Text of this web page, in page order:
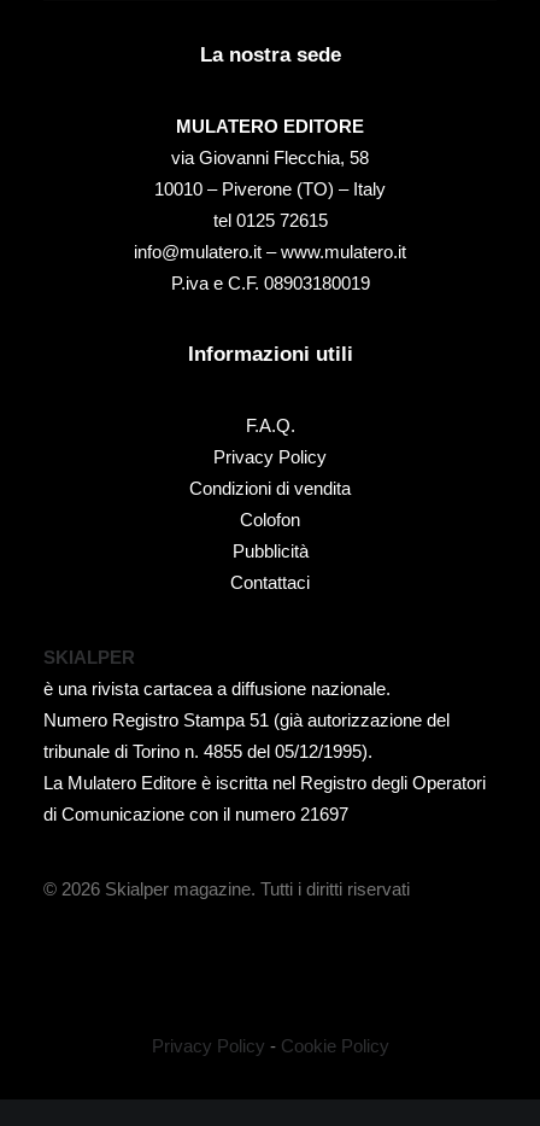
La nostra sede
MULATERO EDITORE
via Giovanni Flecchia, 58
10010 – Piverone (TO) – Italy
tel ‭0125 72615‬
info@mulatero.it –www.mulatero.it
P.iva e C.F. 08903180019
Informazioni utili
F.A.Q.
Privacy Policy
Condizioni di vendita
Colofon
Pubblicità
Contattaci
SKIALPER
è una rivista cartacea a diffusione nazionale.
Numero Registro Stampa 51 (già autorizzazione del
tribunale di Torino n. 4855 del 05/12/1995).
La Mulatero Editore è iscritta nel Registro degli Operatori
di Comunicazione con il numero 21697
© 2026 Skialper magazine. Tutti i diritti riservati
Privacy Policy - Cookie Policy